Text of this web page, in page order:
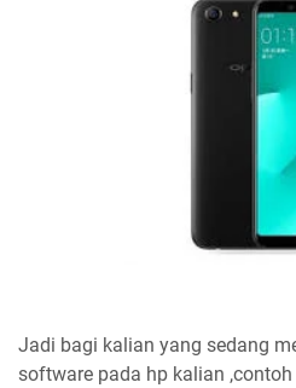
Jadi bagi kalian yang sedang
software pada hp kalian